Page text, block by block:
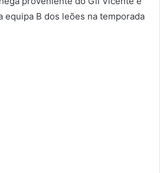
equipa B dos leões na temporada